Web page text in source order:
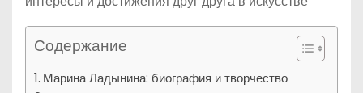
Содержание
Марина Ладынина: биография и творчество